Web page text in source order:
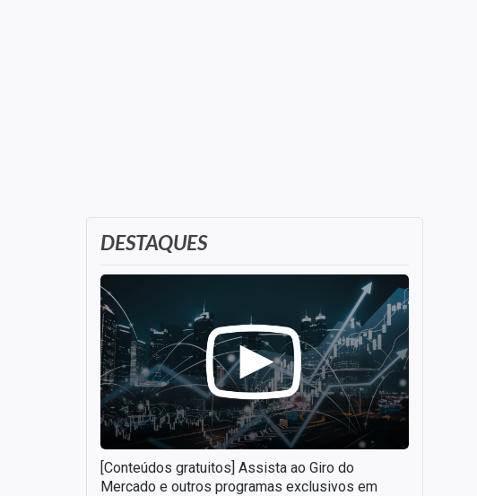
DESTAQUES
[Conteúdos gratuitos] Assista ao Giro do
Mercado e outros programas exclusivos em